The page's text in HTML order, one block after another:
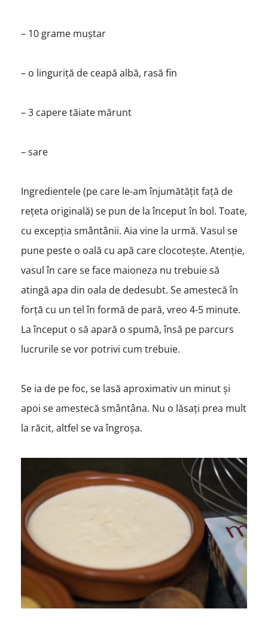
– 10 grame muștar
– o linguriță de ceapă albă, rasă fin
– 3 capere tăiate mărunt
– sare
Ingredientele (pe care le-am înjumătățit față de
rețeta originală) se pun de la început în bol. Toate,
cu excepția smântânii. Aia vine la urmă. Vasul se
pune peste o oală cu apă care clocotește. Atenție,
vasul în care se face maioneza nu trebuie să
atingă apa din oala de dedesubt. Se amestecă în
forță cu un tel în formă de pară, vreo 4-5 minute.
La început o să apară o spumă, însă pe parcurs
lucrurile se vor potrivi cum trebuie.
Se ia de pe foc, se lasă aproximativ un minut și
apoi se amestecă smântâna. Nu o lăsați prea mult
la răcit, altfel se va îngroșa.